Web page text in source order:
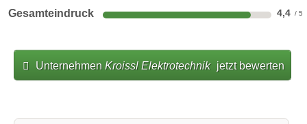
Gesamteindruck 4,4
Unternehmen Kroissl Elektrotechnik jetzt bewerten